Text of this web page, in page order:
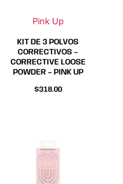
Pink Up
KIT DE 3 POLVOS
CORRECTIVOS –
CORRECTIVE LOOSE
POWDER – PINK UP
$318.00